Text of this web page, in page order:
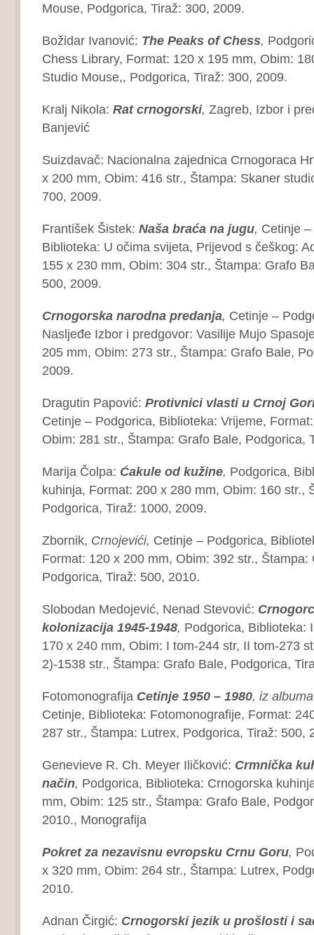
Mouse, Podgorica, Tiraž: 300, 2009.
Božidar Ivanović: The Peaks of Chess,
Chess Library, Format: 120 x 195 mm, Obim:
Studio Mouse,, Podgorica, Tiraž: 300, 2009.
Kralj Nikola: Rat crnogorski, Zagreb, Izbor i
Banjević
Suizdavač: Nacionalna zajednica Crnogoraca
x 200 mm, Obim: 416 str., Štampa: Skaner
700, 2009.
František Šistek: Naša braća na jugu, Cetinje
Biblioteka: U očima svijeta, Prijevod s češkog:
155 x 230 mm, Obim: 304 str., Štampa: Grafo
500, 2009.
Crnogorska narodna predanja, Cetinje –
Nasljeđe Izbor i predgovor: Vasilije Mujo
205 mm, Obim: 273 str., Štampa: Grafo Bale,
2009.
Dragutin Papović: Protivnici vlasti u Crnoj
Cetinje – Podgorica, Biblioteka: Vrijeme,
Obim: 281 str., Štampa: Grafo Bale, Podgorica,
Marija Čolpa: Ćakule od kužine, Podgorica,
kuhinja, Format: 200 x 280 mm, Obim: 160 str.,
Podgorica, Tiraž: 1000, 2009.
Zbornik, Crnojevići, Cetinje – Podgorica,
Format: 120 x 200 mm, Obim: 392 str., Štampa:
Podgorica, Tiraž: 500, 2010.
Slobodan Medojević, Nenad Stevović:
kolonizacija 1945-1948, Podgorica, Biblioteka:
170 x 240 mm, Obim: I tom-244 str, II tom-273
2)-1538 str., Štampa: Grafo Bale, Podgorica,
Fotomonografija Cetinje 1950 – 1980, iz
Cetinje, Biblioteka: Fotomonografije, Format:
287 str., Štampa: Lutrex, Podgorica, Tiraž: 500,
Genevieve R. Ch. Meyer Iličković: Crmnička
način, Podgorica, Biblioteka: Crnogorska
mm, Obim: 125 str., Štampa: Grafo Bale,
2010., Monografija
Pokret za nezavisnu evropsku Crnu Goru,
x 320 mm, Obim: 264 str., Štampa: Lutrex,
2010.
Adnan Čirgić: Crnogorski jezik u prošlosti i